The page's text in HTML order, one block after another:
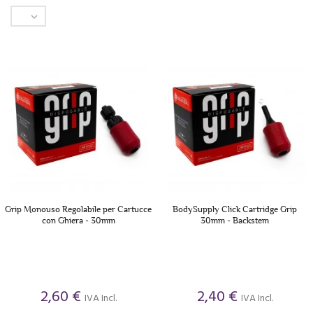

Grip Monouso Regolabile per Cartucce
con Ghiera - 30mm
2,60 € IVA Incl.
BodySupply Click Cartridge Grip
30mm - Backstem
2,40 € IVA Incl.